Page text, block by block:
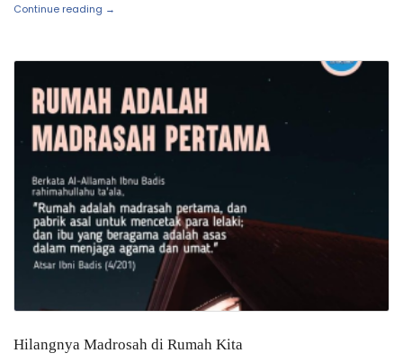
Continue reading →
Hilangnya Madrosah di Rumah Kita